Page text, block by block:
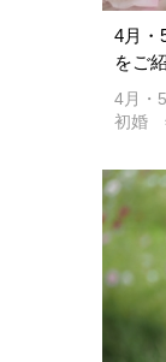
4月・
をご
4月・
初婚